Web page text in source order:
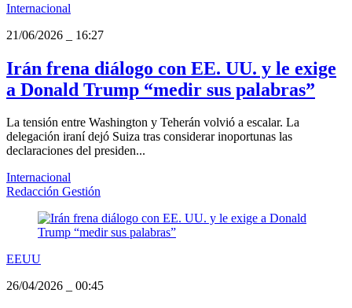
Internacional
21/06/2026
16:27
Irán frena diálogo con EE. UU. y le exige
a Donald Trump “medir sus palabras”
La tensión entre Washington y Teherán volvió a escalar. La
delegación iraní dejó Suiza tras considerar inoportunas las
declaraciones del presiden...
Internacional
Redacción Gestión
EEUU
26/04/2026
00:45